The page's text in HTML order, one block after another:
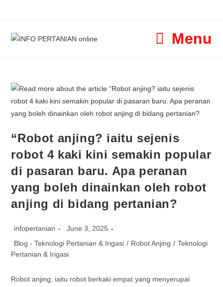
Menu
“Robot anjing? iaitu sejenis
robot 4 kaki kini semakin popular
di pasaran baru. Apa peranan
yang boleh dinainkan oleh robot
anjing di bidang pertanian?
infopertanian
June 3, 2025
Blog - Teknologi Pertanian & Irigasi / Robot Anjing / Teknologi
Pertanian & Irigasi
Robot anjing, iaitu robot berkaki empat yang menyerupai